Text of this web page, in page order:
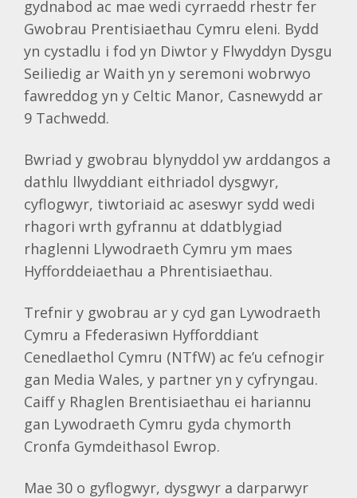
gydnabod ac mae wedi cyrraedd rhestr fer
Gwobrau Prentisiaethau Cymru eleni. Bydd
yn cystadlu i fod yn Diwtor y Flwyddyn Dysgu
Seiliedig ar Waith yn y seremoni wobrwyo
fawreddog yn y Celtic Manor, Casnewydd ar
9 Tachwedd.
Bwriad y gwobrau blynyddol yw arddangos a
dathlu llwyddiant eithriadol dysgwyr,
cyflogwyr, tiwtoriaid ac aseswyr sydd wedi
rhagori wrth gyfrannu at ddatblygiad
rhaglenni Llywodraeth Cymru ym maes
Hyfforddeiaethau a Phrentisiaethau.
Trefnir y gwobrau ar y cyd gan Lywodraeth
Cymru a Ffederasiwn Hyfforddiant
Cenedlaethol Cymru (NTfW) ac fe’u cefnogir
gan Media Wales, y partner yn y cyfryngau.
Caiff y Rhaglen Brentisiaethau ei hariannu
gan Lywodraeth Cymru gyda chymorth
Cronfa Gymdeithasol Ewrop.
Mae 30 o gyflogwyr, dysgwyr a darparwyr